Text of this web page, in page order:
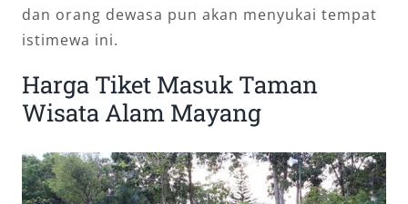
dan orang dewasa pun akan menyukai tempat
istimewa ini.
Harga Tiket Masuk Taman
Wisata Alam Mayang